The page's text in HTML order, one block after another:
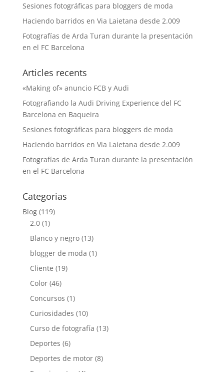
Sesiones fotográficas para bloggers de moda
Haciendo barridos en Via Laietana desde 2.009
Fotografías de Arda Turan durante la presentación
en el FC Barcelona
Articles recents
«Making of» anuncio FCB y Audi
Fotografiando la Audi Driving Experience del FC
Barcelona en Baqueira
Sesiones fotográficas para bloggers de moda
Haciendo barridos en Via Laietana desde 2.009
Fotografías de Arda Turan durante la presentación
en el FC Barcelona
Categorias
Blog(119)
2.0(1)
Blanco y negro(13)
blogger de moda (1)
Cliente (19)
Color(46)
Concursos (1)
Curiosidades (10)
Curso de fotografía (13)
Deportes (6)
Deportes de motor(8)